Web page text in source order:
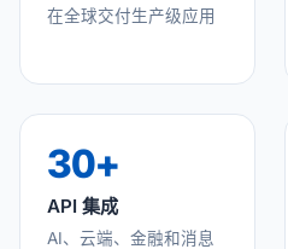
在全球交付生产级应用
30+
API 集成
AI、云端、金融和消息